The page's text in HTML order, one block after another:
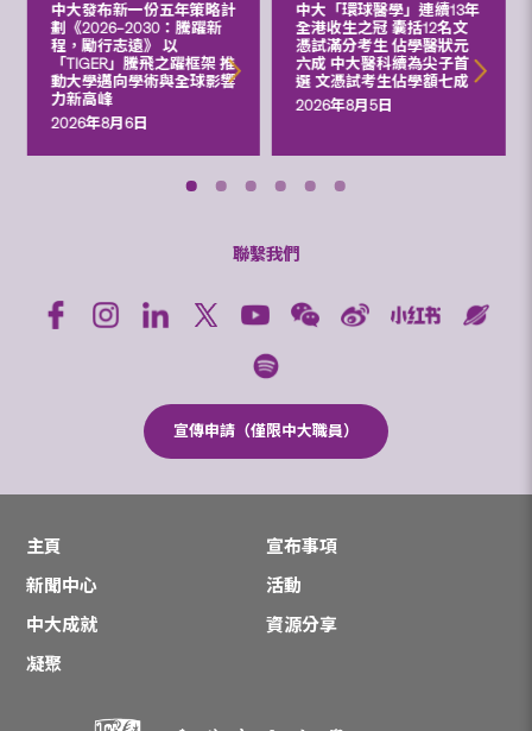
中大發布新一份五年策略計
劃《2026‒2030：騰躍新
程，勵行志遠》 以
「TIGER」騰飛之躍框架 推
動大學邁向學術與全球影響
力新高峰
2026年8月6日
中大「環球醫學」連續13年
全港收生之冠 囊括12名文
憑試滿分考生 佔學醫狀元
六成 中大醫科續為尖子首
選 文憑試考生佔學額七成
2026年8月5日
聯繫我們
宣傳申請（僅限中大職員）
主頁
宣布事項
新聞中心
活動
中大成就
資源分享
凝聚